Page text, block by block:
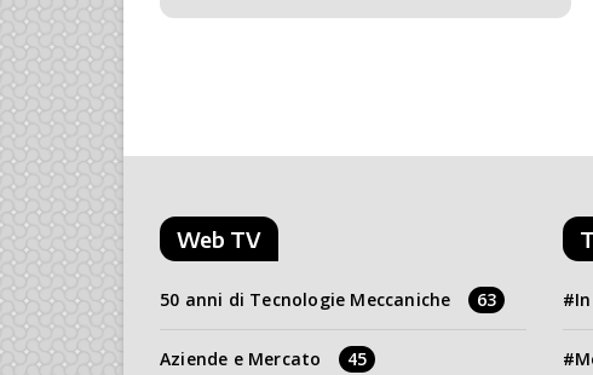
Web TV
50 anni di Tecnologie Meccaniche 63
Aziende e Mercato 45